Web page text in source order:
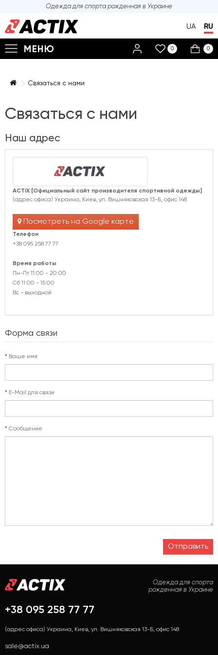
Одежда для спорта рожденная в Украине
UA RU
МЕНЮ 0 0
Связаться с нами
Связаться с нами
Наш адрес
ACTIX [Официальный сайт производителя спортивной одежды]
(адрес офиса) Украина, Киев, ул. Вишняковская 13-Б, офис 148
Посмотреть на Google карте
Телефон
+38 095 258 77 77
Время работы
Пн-Пт 11:00 - 20:00
Сб 11:00 - 15:00
Вс - выходной
Форма связи
Ваше имя
E-Mail для связи
Сообщение
Одежда для спорта
рожденная в Украине
+38 095 258 77 77
(адрес офиса) Украина, Киев, ул. Вишняковская 13-Б, офис 148
sale@actix.ua